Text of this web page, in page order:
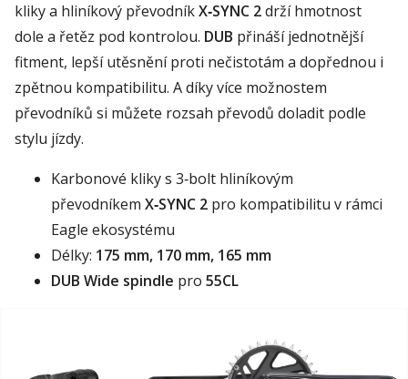
kliky a hliníkový převodníkX‑SYNC 2drží hmotnost
dole a řetěz pod kontrolou. DUB přináší jednotnější
fitment, lepší utěsnění proti nečistotám a dopřednou i
zpětnou kompatibilitu. A díky více možnostem
převodníků si můžete rozsah převodů doladit podle
stylu jízdy.
Karbonové kliky s 3‑bolt hliníkovým
převodníkem X‑SYNC 2 pro kompatibilitu v rámci
Eagle ekosystému
Délky: 175 mm, 170 mm, 165 mm
DUB Wide spindle pro 55CL